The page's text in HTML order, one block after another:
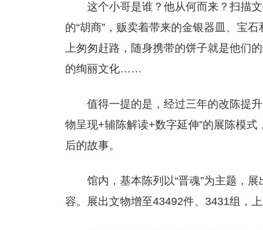
这个小哥是谁？他从何而来？扫描
的“胡商”，贩卖着带来的金银器皿、宝
上匆匆赶路，随身携带的饼子就是他们
的绚丽文化……
值得一提的是，经过三年的改陈提
物呈现+辅陈解读+数字延伸”的展陈模
后的故事。
馆内，基本陈列以“晋魂”为主题，展
容。展出文物增至43492件、3431组，上